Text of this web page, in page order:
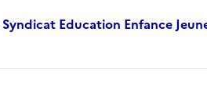
Syndicat Education Enfance